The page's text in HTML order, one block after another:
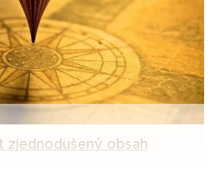
zjednodušený obsah